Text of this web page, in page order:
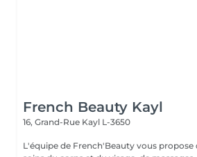
French Beauty Kayl
16, Grand-Rue Kayl L-3650
L'équipe de French'Beauty vous propose